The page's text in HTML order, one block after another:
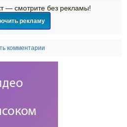
— смотрите без рекламы!
рекламу
комментарии